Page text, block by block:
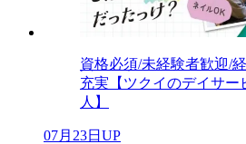
資格必須/未経験者歓迎/
充実【ツクイのデイサー
人】
07月23日UP